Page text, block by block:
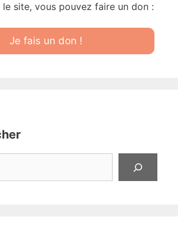
le site, vous pouvez faire un don :
Je fais un don !